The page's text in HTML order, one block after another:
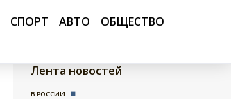
СПОРТ АВТО ОБЩЕСТВО
Лента новостей
В РОССИИ